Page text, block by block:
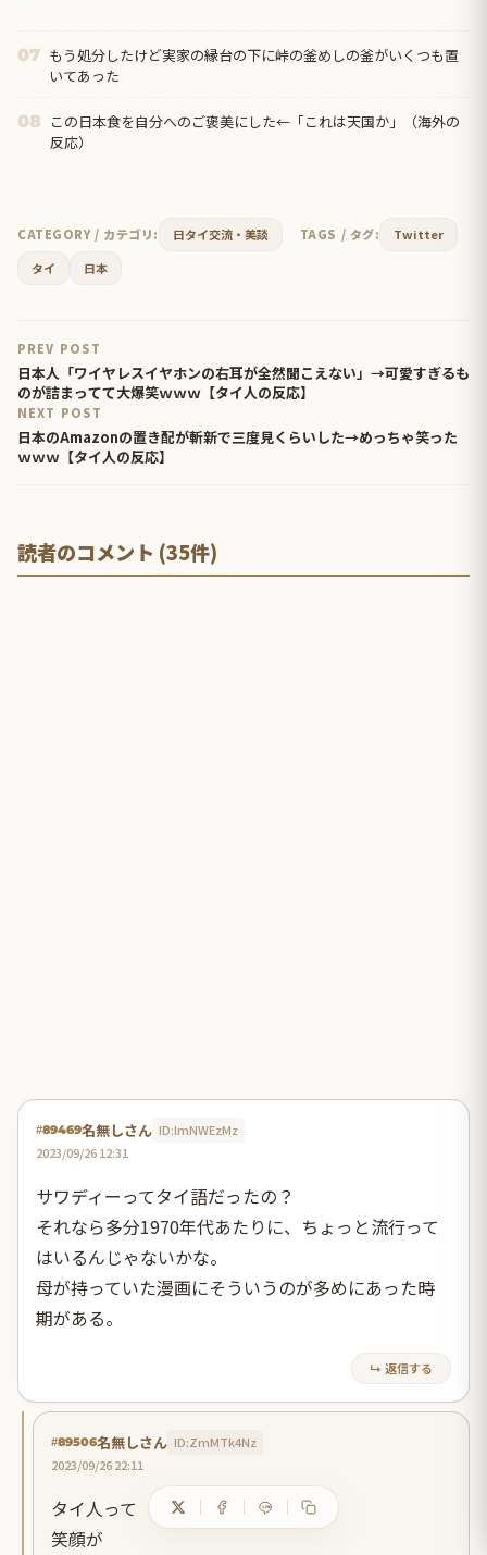
07 もう処分したけど実家の縁台の下に峠の釜めしの釜がいくつも置
いてあった
08
この日本食を自分へのご褒美にした←「これは天国か」（海外の
反応）
CATEGORY / カテゴリ: 日タイ交流・美談 TAGS / タグ:
Twitter
タイ
日本
PREV POST
日本人「ワイヤレスイヤホンの右耳が全然聞こえない」→可愛すぎるも
のが詰まってて大爆笑ｗｗｗ【タイ人の反応】
NEXT POST
日本のAmazonの置き配が斬新で三度見くらいした→めっちゃ笑った
ｗｗｗ【タイ人の反応】
読者のコメント (35件)
#89469名無しさん ID:lmNWEzMz
2023/09/26 12:31
サワディーってタイ語だったの？
それなら多分1970年代あたりに、ちょっと流行って
はいるんじゃないかな。
母が持っていた漫画にそういうのが多めにあった時
期がある。
↳ 返信する
#89506名無しさん ID:ZmMTk4Nz
2023/09/26 22:11
タイ人って
笑顔が